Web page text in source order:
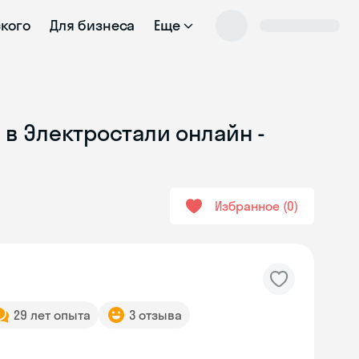
Для бизнеса Еще
Электростали онлайн -
Избранное 0
29 лет опыта 3 отзыва